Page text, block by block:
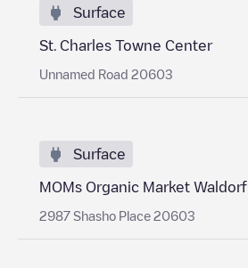
Surface
St. Charles Towne Center
Unnamed Road 20603
Surface
MOMs Organic Market Waldorf
2987 Shasho Place 20603